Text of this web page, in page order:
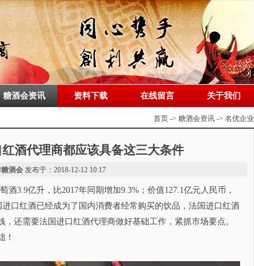
糖酒会资讯 资料下载 在线留言 关于我们
首页 -> 糖酒会资讯 -> 名优企业
酒代理商都应该具备这三大条件
糖酒会发布于：2018-12-12 10:17
酒3.9亿升，比2017年同期增加9.3%；价值127.1亿元人民币，
口红酒已经成为了国内消费者经常购买的饮品，法国进口红酒
还需要法国进口红酒代理商做好基础工作，紧抓市场要点。
！